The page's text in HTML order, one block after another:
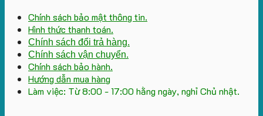
Chính sách bảo mật thông tin.
Hình thức thanh toán.
Chính sách đổi trả hàng.
Chính sách vận chuyển.
Chính sách bảo hành.
Hướng dẫn mua hàng
Làm việc: Từ 8:00 - 17:00 hằng ngày, nghỉ Chủ nhật.